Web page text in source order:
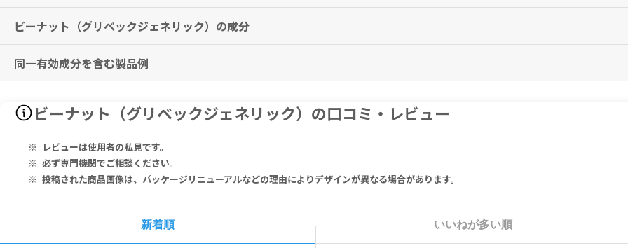
ビーナット（グリベックジェネリック）の成分
ジェネリックグリベック(Veenat)100mg
ジェネリックグリベック(Veenat)400mg
1フィルムコーティング錠中：イマチニブメシル酸塩 インド薬局方（イマチニブ 400mg と同等）
同一有効成分を含む製品例
ン製薬、高田製薬、日医工、MeijiSeikaファルマ、辰巳化学、小林化工）、グリベック（ノバルティスファーマ）
ビーナット（グリベックジェネリック）の口コミ・レビュー
レビューは使用者の私見です。
必ず専門機関でご相談ください。
投稿された商品画像は、パッケージリニューアルなどの理由によりデザインが異なる場合があります。
新着順 いいねが多い順